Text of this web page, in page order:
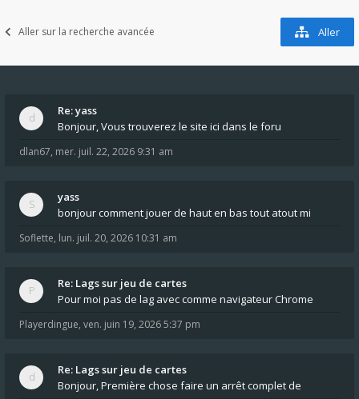
Aller sur la recherche avancée Aller
Re: yass
Bonjour, Vous trouverez le site ici dans le foru
dlan67, mer. juil. 22, 2026 9:31 am
yass
bonjour comment jouer de haut en bas tout atout mi
Soflette, lun. juil. 20, 2026 10:31 am
Re: Lags sur jeu de cartes
Pour moi pas de lag avec comme navigateur Chrome
Playerdingue, ven. juin 19, 2026 5:37 pm
Re: Lags sur jeu de cartes
Bonjour, Première chose faire un arrêt complet de